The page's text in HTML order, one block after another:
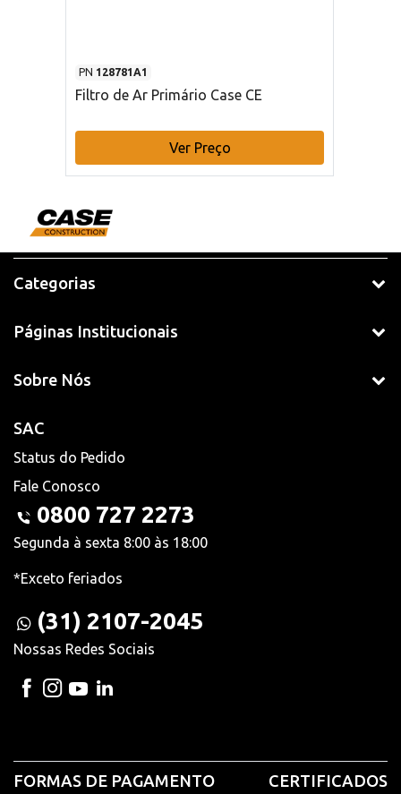
PN 128781A1
Filtro de Ar Primário Case CE
Ver Preço
Categorias
Páginas Institucionais
Sobre Nós
SAC
Status do Pedido
Fale Conosco
0800 727 2273
Segunda à sexta 8:00 às 18:00
*Exceto feriados
(31) 2107-2045
Nossas Redes Sociais
FORMAS DE PAGAMENTO CERTIFICADOS